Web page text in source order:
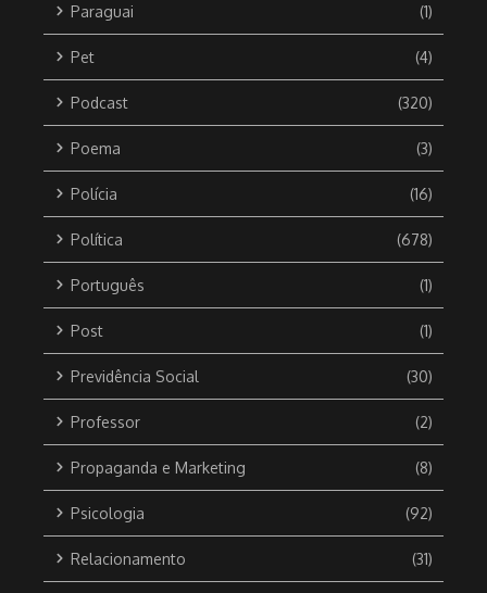
Paraguai (1)
Pet (4)
Podcast (320)
Poema (3)
Polícia (16)
Política (678)
Português (1)
Post (1)
Previdência Social (30)
Professor (2)
Propaganda e Marketing (8)
Psicologia (92)
Relacionamento (31)